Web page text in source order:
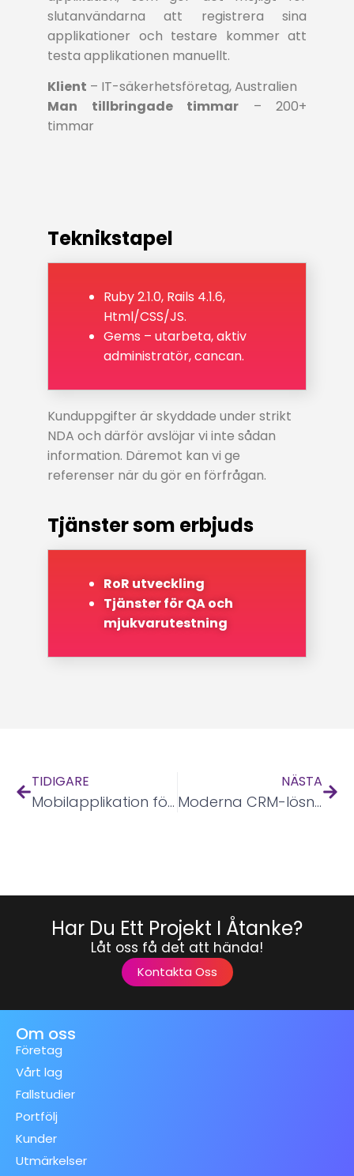
slutanvändarna att registrera sina
applikationer och testare kommer att
testa applikationen manuellt.
Klient – IT-säkerhetsföretag, Australien
Man tillbringade timmar – 200+
timmar
Teknikstapel
Ruby 2.1.0, Rails 4.1.6,
Html/CSS/JS.
Gems – utarbeta, aktiv
administratör, cancan.
Kunduppgifter är skyddade under strikt
NDA och därför avslöjar vi inte sådan
information. Däremot kan vi ge
referenser när du gör en förfrågan.
Tjänster som erbjuds
RoR utveckling
Tjänster för QA och
mjukvarutestning
TIDIGARE
Mobilapplikation för kontorsutrustning
NÄSTA
Moderna CRM-lösningar
Har Du Ett Projekt I Åtanke?
Låt oss få det att hända!
Kontakta Oss
Om oss
Företag
Vårt lag
Fallstudier
Portfölj
Kunder
Utmärkelser